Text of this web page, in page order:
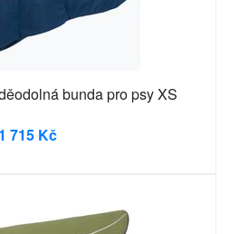
bunda pro psy XS
1 715 Kč